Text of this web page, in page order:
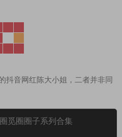
抖音网红陈大小姐，二者并非同
觅圈圈子系列合集